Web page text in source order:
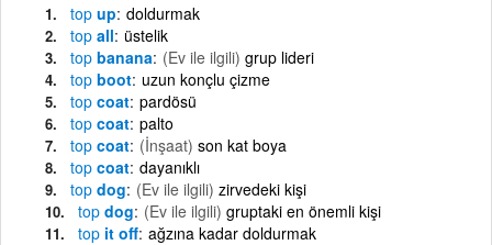
top up doldurmak
top all üstelik
top banana (Ev ile ilgili) grup lideri
top boot uzun konçlu çizme
top coat pardösü
top coat palto
top coat (İnşaat) son kat boya
top coat dayanıklı
top dog (Ev ile ilgili) zirvedeki kişi
top dog (Ev ile ilgili) gruptaki en önemli kişi
top it off ağzına kadar doldurmak